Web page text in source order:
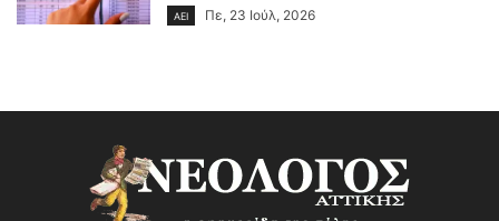
ΑΕΙ Πε, 23 Ιούλ, 2026